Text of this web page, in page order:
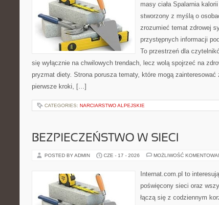
masy ciała Spalarnia
stworzony z myślą o
zrozumieć temat zdrowej
przystępnych informacji
To przestrzeń dla
się wyłącznie na chwilowych trendach, lecz wolą spojrzeć na
pryzmat diety. Strona porusza tematy, które mogą zainteresować
pierwsze kroki, […]
CATEGORIES: NARCIARSTWO ALPEJSKIE
BEZPIECZEŃSTWO W SIECI
POSTED BY ADMIN CZE - 17 - 2026 MOŻLIWOŚĆ
Internat.com.pl to
poświęcony sieci oraz
łączą się z codziennym